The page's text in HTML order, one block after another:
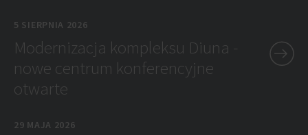
5 SIERPNIA 2026
Modernizacja kompleksu Diuna -
nowe centrum konferencyjne
otwarte
29 MAJA 2026